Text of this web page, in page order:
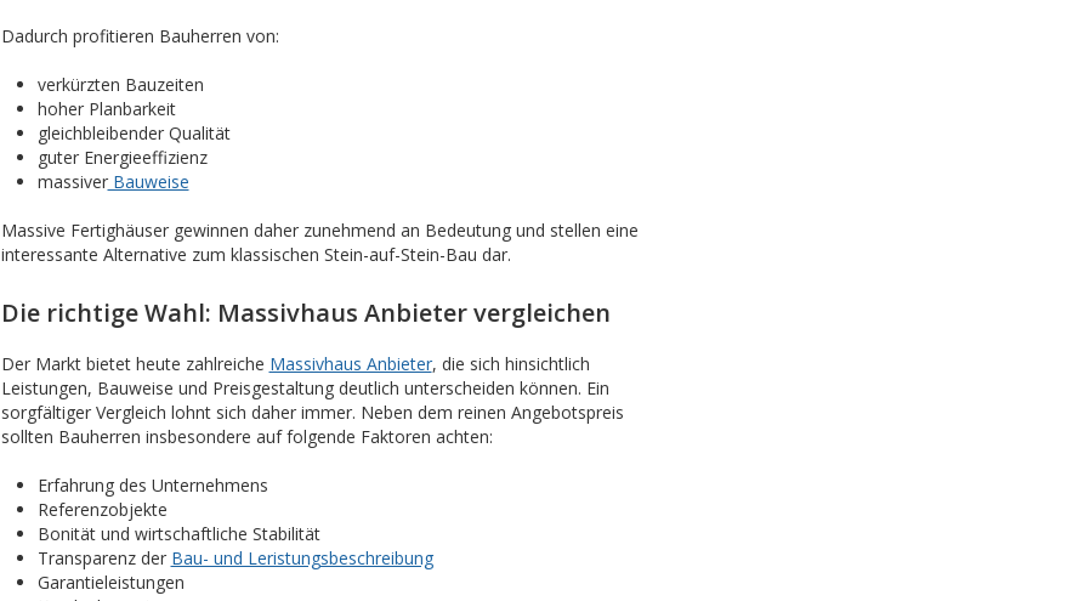
Dadurch profitieren Bauherren von:
verkürzten Bauzeiten
hoher Planbarkeit
gleichbleibender Qualität
guter Energieeffizienz
massiverBauweise
Massive Fertighäuser gewinnen daher zunehmend an Bedeutung und stellen eine
interessante Alternative zum klassischen Stein-auf-Stein-Bau dar.
Die richtige Wahl: Massivhaus Anbieter vergleichen
Der Markt bietet heute zahlreiche Massivhaus Anbieter, die sich hinsichtlich
Leistungen, Bauweise und Preisgestaltung deutlich unterscheiden können. Ein
sorgfältiger Vergleich lohnt sich daher immer. Neben dem reinen Angebotspreis
sollten Bauherren insbesondere auf folgende Faktoren achten:
Erfahrung des Unternehmens
Referenzobjekte
Bonität und wirtschaftliche Stabilität
Transparenz der Bau- und Leristungsbeschreibung
Garantieleistungen